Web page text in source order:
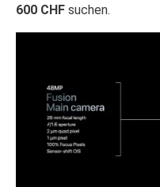
600 CHF suchen.